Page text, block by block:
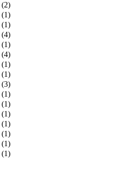
(2)
(1)
(1)
(4)
(1)
(4)
(1)
(1)
(3)
(1)
(1)
(1)
(1)
(1)
(1)
(1)